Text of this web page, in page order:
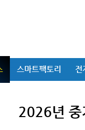
스마트팩토리 전
2026년 중